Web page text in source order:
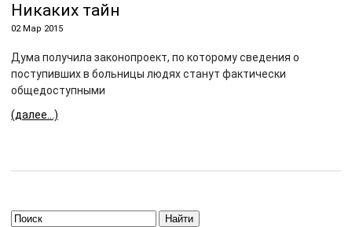
Никаких тайн
02 Мар 2015
Дума получила законопроект, по которому сведения о
поступивших в больницы людях станут фактически
общедоступными
(далее…)
Найти